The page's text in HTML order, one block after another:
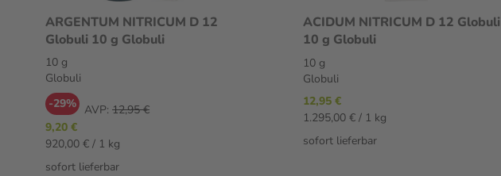
ARGENTUM NITRICUM D 12
Globuli 10 g Globuli
10 g
Globuli
-29% AVP: 12,95 €
9,20 €
920,00 € / 1 kg
sofort lieferbar
ACIDUM NITRICUM D 12 Globuli
10 g Globuli
10 g
Globuli
12,95 €
1.295,00 € / 1 kg
sofort lieferbar